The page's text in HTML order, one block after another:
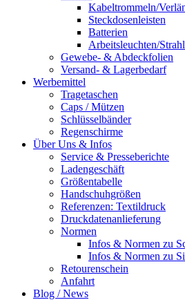
Kabeltrommeln/
Steckdosenleisten
Batterien
Arbeitsleuchten/
Gewebe- & Abdeckfolien
Versand- & Lagerbedarf
Werbemittel
Tragetaschen
Caps / Mützen
Schlüsselbänder
Regenschirme
Über Uns & Infos
Service & Presseberichte
Ladengeschäft
Größentabelle
Handschuhgrößen
Referenzen: Textildruck
Druckdatenanlieferung
Normen
Infos & Normen zu
Infos & Normen zu
Retourenschein
Anfahrt
Blog / News